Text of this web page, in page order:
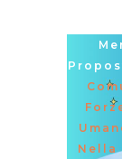
Nella